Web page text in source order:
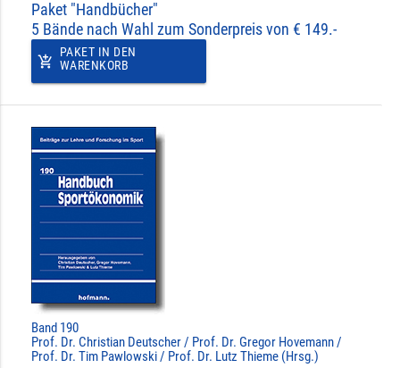
Paket "Handbücher"
5 Bände nach Wahl zum Sonderpreis von € 149.-
add_shopping_cart
PAKET IN DEN
WARENKORB
Band 190
Prof. Dr. Christian Deutscher / Prof. Dr. Gregor Hovemann /
Prof. Dr. Tim Pawlowski / Prof. Dr. Lutz Thieme (Hrsg.)